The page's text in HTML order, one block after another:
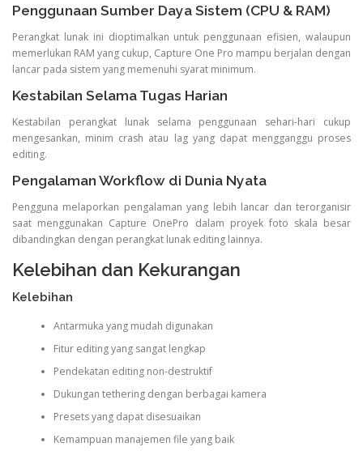
Penggunaan Sumber Daya Sistem (CPU & RAM)
Perangkat lunak ini dioptimalkan untuk penggunaan efisien, walaupun
memerlukan RAM yang cukup, Capture One Pro mampu berjalan dengan
lancar pada sistem yang memenuhi syarat minimum.
Kestabilan Selama Tugas Harian
Kestabilan perangkat lunak selama penggunaan sehari-hari cukup
mengesankan, minim crash atau lag yang dapat mengganggu proses
editing.
Pengalaman Workflow di Dunia Nyata
Pengguna melaporkan pengalaman yang lebih lancar dan terorganisir
saat menggunakan Capture OnePro dalam proyek foto skala besar
dibandingkan dengan perangkat lunak editing lainnya.
Kelebihan dan Kekurangan
Kelebihan
Antarmuka yang mudah digunakan
Fitur editing yang sangat lengkap
Pendekatan editing non-destruktif
Dukungan tethering dengan berbagai kamera
Presets yang dapat disesuaikan
Kemampuan manajemen file yang baik